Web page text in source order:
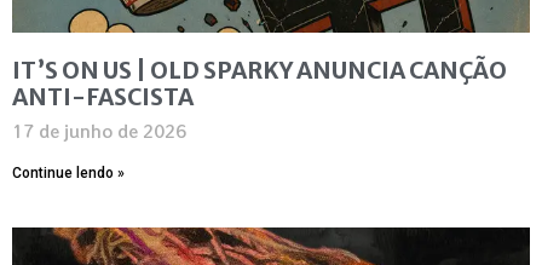
IT’S ON US | OLD SPARKY ANUNCIA CANÇÃO
ANTI-FASCISTA
17 de junho de 2026
Continue lendo »